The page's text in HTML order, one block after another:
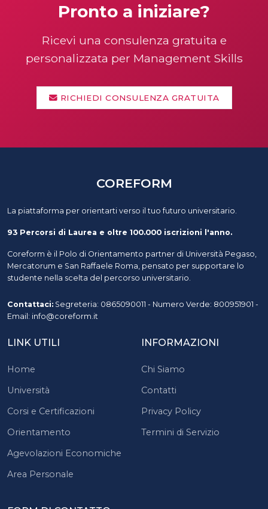
Pronto a iniziare?
Ricevi una consulenza gratuita e
personalizzata per Management Skills
RICHIEDI CONSULENZA GRATUITA
COREFORM
La piattaforma per orientarti verso il tuo futuro universitario.
93 Percorsi di Laurea e oltre 100.000 iscrizioni l'anno.
Coreform è il Polo di Orientamento partner di Università Pegaso,
Mercatorum e San Raffaele Roma, pensato per supportare lo
studente nella scelta del percorso universitario.
Contattaci: Segreteria: 0865090011 - Numero Verde: 800951901 -
Email: info@coreform.it
LINK UTILI
Home
Università
Corsi e Certificazioni
Orientamento
Agevolazioni Economiche
Area Personale
INFORMAZIONI
Chi Siamo
Contatti
Privacy Policy
Termini di Servizio